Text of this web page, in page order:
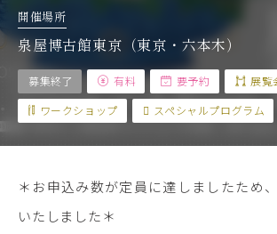
開催場所
泉屋博古館東京（東京・六本木）
募集終了 有料 要予約 展覧
ワークショップ スペシャルプログラム
＊お申込み数が定員に達しましたため
いたしました＊